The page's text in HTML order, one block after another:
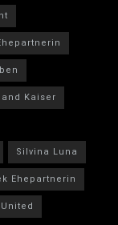
Kaiser
Silvina Luna
Ehepartnerin